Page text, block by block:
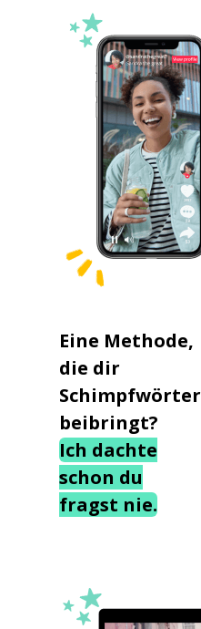
Eine Methode,
die dir
Schimpfwörter
beibringt?
Ich dachte
schon du
fragst nie.